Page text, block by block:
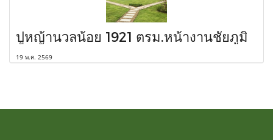
ปูหญ้านวลน้อย 1921 ตรม.หน้างานชัยภูมิ
19 พ.ค. 2569